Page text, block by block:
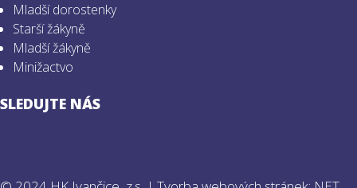
Mladší dorostenky
Starší žákyně
Mladší žákyně
Minižactvo
SLEDUJTE NÁS